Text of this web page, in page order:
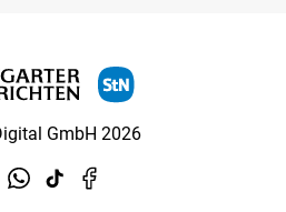
GmbH 2026